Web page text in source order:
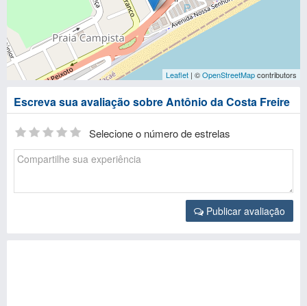
Leaflet | ©OpenStreetMapcontributors
Escreva sua avaliação sobre Antônio da Costa Freire
Selecione o número de estrelas
Publicar avaliação